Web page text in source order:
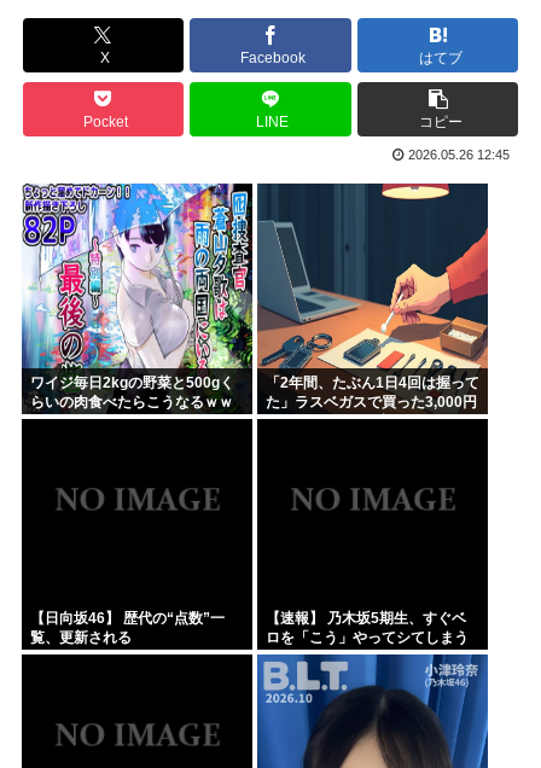
ダンジョン飯のキャラいい子ばっかりでほんとに癒される
【朗報】 韓国人「Jリーグのこの監督、経歴がおかしい」
さもしい熊本県民「食事、ベッド、エアコン」を政府に切望。
韓国がサッカーの審判を買収したのはガチだった！ 審判を性...
靖国神社、軍服コスプレでの参拝を禁止へ
【高市】トランプ「イランが核入手したら2分でイタリア滅亡...
ハンターハンター今何やってるかわからないWWW
X Facebook はてブ
Pocket LINE コピー
2026.05.26 12:45
ワイジ毎日2kgの野菜と500gく
らいの肉食べたらこうなるｗｗ
ｗ
「2年間、たぶん1日4回は握って
た」ラスベガスで買った3,000円
のキーホルダーを調べたら
【日向坂46】 歴代の“点数”一
覧、更新される
【速報】 乃木坂5期生、すぐベ
ロを「こう」やってシてしまう
ｗｗｗｗｗｗ